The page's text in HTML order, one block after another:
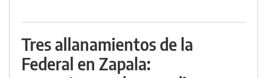
Tres allanamientos de la
Federal en Zapala: